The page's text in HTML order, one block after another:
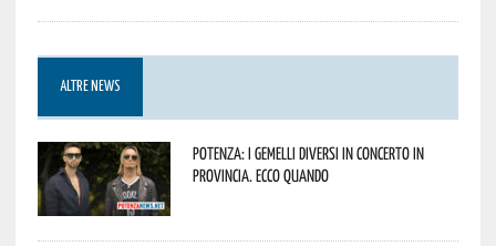
ALTRE NEWS
Potenza: i Gemelli DiVersi in concerto in
provincia. Ecco quando